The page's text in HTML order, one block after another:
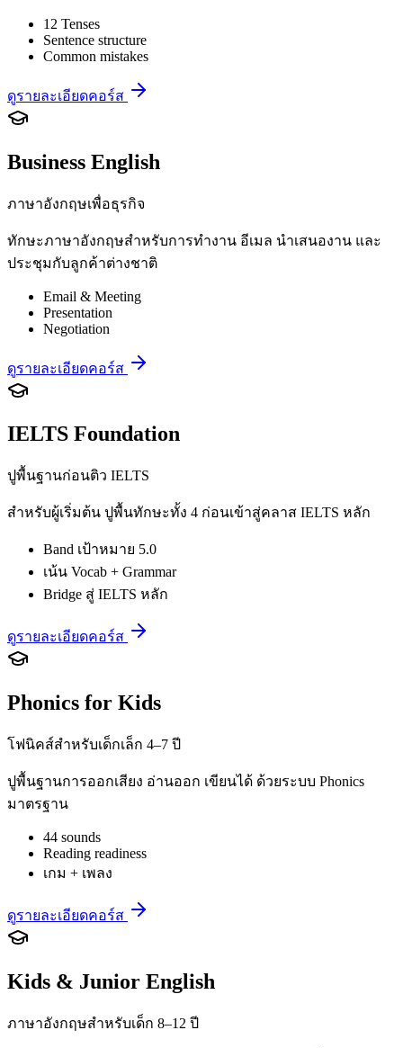
12 Tenses
Sentence structure
Common mistakes
ดูรายละเอียดคอร์ส
Business English
ภาษาอังกฤษเพื่อธุรกิจ
ทักษะภาษาอังกฤษสำหรับการทำงาน อีเมล นำเสนองาน และ
ประชุมกับลูกค้าต่างชาติ
Email & Meeting
Presentation
Negotiation
ดูรายละเอียดคอร์ส
IELTS Foundation
ปูพื้นฐานก่อนติว IELTS
สำหรับผู้เริ่มต้น ปูพื้นทักษะทั้ง 4 ก่อนเข้าสู่คลาส IELTS หลัก
Band เป้าหมาย 5.0
เน้น Vocab + Grammar
Bridge สู่ IELTS หลัก
ดูรายละเอียดคอร์ส
Phonics for Kids
โฟนิคส์สำหรับเด็กเล็ก 4–7 ปี
ปูพื้นฐานการออกเสียง อ่านออก เขียนได้ ด้วยระบบ Phonics
มาตรฐาน
44 sounds
Reading readiness
เกม + เพลง
ดูรายละเอียดคอร์ส
Kids & Junior English
ภาษาอังกฤษสำหรับเด็ก 8–12 ปี